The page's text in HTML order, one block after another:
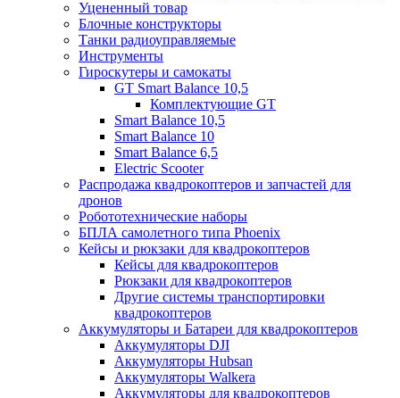
Уцененный товар
Блочные конструкторы
Танки радиоуправляемые
Инструменты
Гироскутеры и самокаты
GT Smart Balance 10,5
Комплектующие GT
Smart Balance 10,5
Smart Balance 10
Smart Balance 6,5
Electric Scooter
Распродажа квадрокоптеров и запчастей для
дронов
Робототехнические наборы
БПЛА самолетного типа Phoenix
Кейсы и рюкзаки для квадрокоптеров
Кейсы для квадрокоптеров
Рюкзаки для квадрокоптеров
Другие системы транспортировки
квадрокоптеров
Аккумуляторы и Батареи для квадрокоптеров
Аккумуляторы DJI
Аккумуляторы Hubsan
Аккумуляторы Walkera
Аккумуляторы для квадрокоптеров